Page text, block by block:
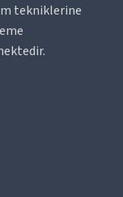
tekniklerine